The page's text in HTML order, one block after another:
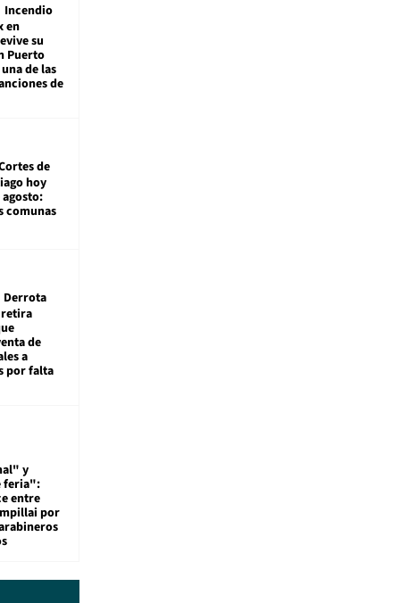
Incendio
en
su
Puerto
de las
de
de
hoy
agosto:
comunas
Derrota
de
a
por falta
y
feria":
entre
por